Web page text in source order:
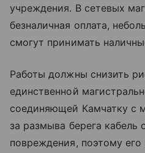
учреждения. В сетевых
безналичная оплата,
смогут принимать
Работы должны снизить
единственной
соединяющей Камчатку с
за размыва берега кабель
повреждения, поэтому